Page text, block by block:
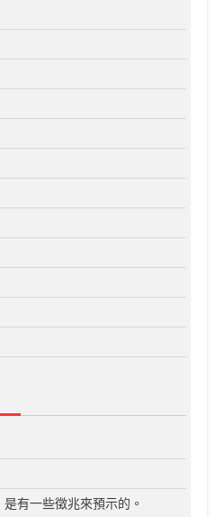
有一些徵兆來預示的。